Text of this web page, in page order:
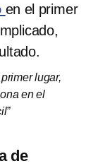
en el primer
lugar,
en el
de